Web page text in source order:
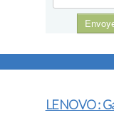
LENOVO :